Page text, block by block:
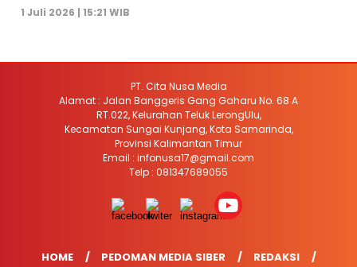
1 Juli 2026 | 15:21 WIB
PT. Cita Nusa Media
Alamat : Jalan Banggeris Gang Gaharu No. 68 A
RT.022, Kelurahan Teluk LerongUlu,
Kecamatan Sungai Kunjang, Kota Samarinda,
Provinsi Kalimantan Timur
Email : infonusa17@gmail.com
Telp : 081347689055
HOME PEDOMAN MEDIA SIBER REDAKSI